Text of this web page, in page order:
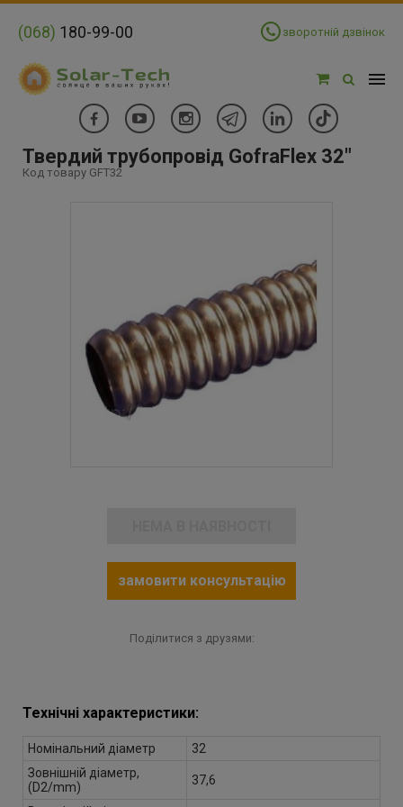
(068) 180-99-00 зворотній дзвінок
Твердий трубопровід GofraFlex 32"
Код товару GFT32
замовити консультацію
Поділитися з друзями:
Технічні характеристики:
Номінальний діаметр
32
Зовнішній діаметр,
(D2/mm)
37,6